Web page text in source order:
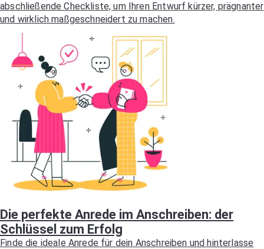
abschließende Checkliste, um Ihren Entwurf kürzer, prägnanter
und wirklich maßgeschneidert zu machen.
Die perfekte Anrede im Anschreiben: der
Schlüssel zum Erfolg
Finde die ideale Anrede für dein Anschreiben und hinterlasse